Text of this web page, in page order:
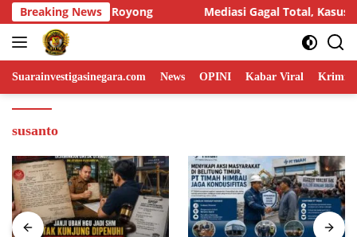
Skip
to
content
Breaking News
Gagal Total, Kasus Dugaan Penggelapan Honda HR-V
Suarainvestigasinegara.com News OPINI Kabar Viral
susanto